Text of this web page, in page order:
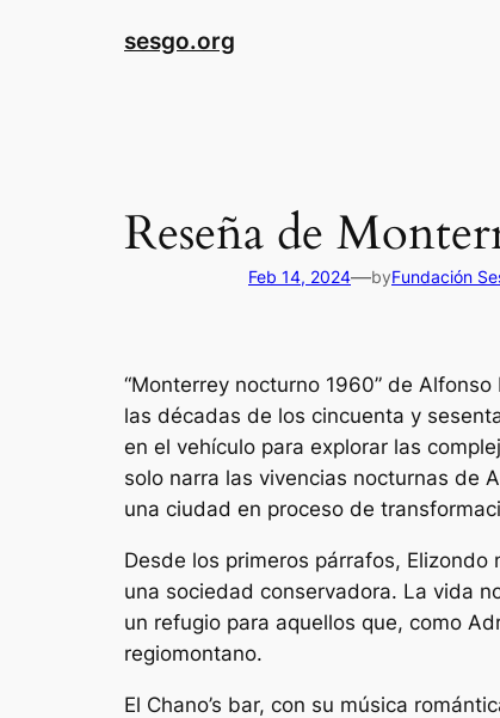
sesgo.org
Reseña de
Feb 14, 2024—byFundación
“Monterrey nocturno 1960” de
las décadas de los cincuenta y
en el vehículo para explorar las
solo narra las vivencias nocturnas de
una ciudad en proceso de
Desde los primeros párrafos,
una sociedad conservadora. La vida
un refugio para aquellos que, como
regiomontano.
El Chano’s bar, con su música